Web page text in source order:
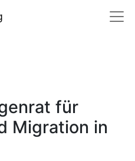
für
Migration in